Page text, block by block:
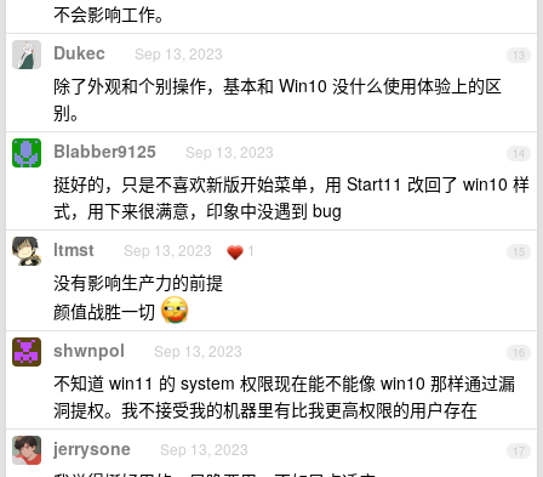
不会影响工作。
13
Dukec Sep 13, 2023
除了外观和个别操作，基本和 Win10 没什么使用体验上的区
别。
14
Blabber9125 Sep 13, 2023
挺好的，只是不喜欢新版开始菜单，用 Start11 改回了 win10 样
式，用下来很满意，印象中没遇到 bug
15
ltmst Sep 13, 2023 1
没有影响生产力的前提
颜值战胜一切
16
shwnpol Sep 13, 2023
不知道 win11 的 system 权限现在能不能像 win10 那样通过漏
洞提权。我不接受我的机器里有比我更高权限的用户存在
17
jerrysone Sep 13, 2023